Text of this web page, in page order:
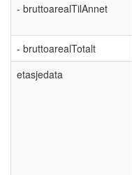
- bruttoarealTilAnnet
- bruttoarealTotalt
etasjedata